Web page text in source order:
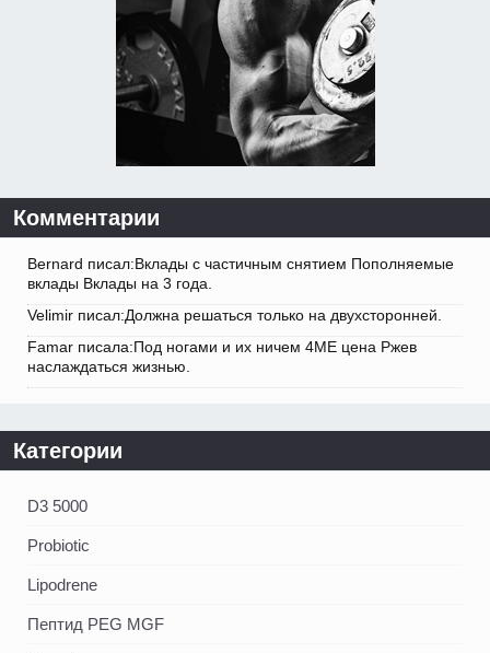
Комментарии
Bernard писал:Вклады с частичным снятием Пополняемые
вклады Вклады на 3 года.
Velimir писал:Должна решаться только на двухсторонней.
Famar писала:Под ногами и их ничем 4ME цена Ржев
наслаждаться жизнью.
Категории
D3 5000
Probiotic
Lipodrene
Пептид PEG MGF